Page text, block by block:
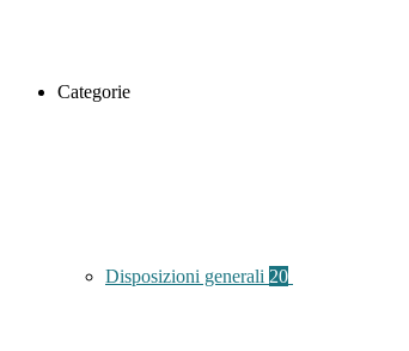
Categorie
Disposizioni generali 20